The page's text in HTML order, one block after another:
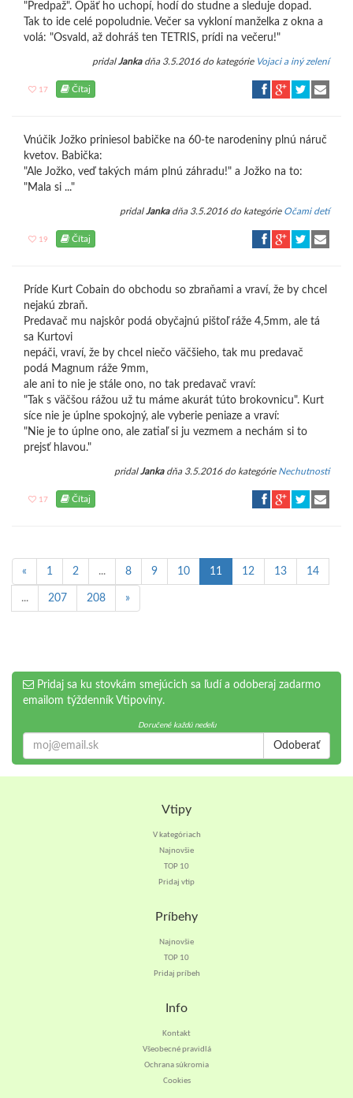
"Predpaž". Opäť ho uchopí, hodí do studne a sleduje dopad.
Tak to ide celé popoludnie. Večer sa vykloní manželka z okna a
volá: "Osvald, až dohráš ten TETRIS, prídi na večeru!"
pridalJankadňa 3.5.2016 do kategórie Vojaci a iný zelení
17 Čítaj
Vnúčik Jožko priniesol babičke na 60-te narodeniny plnú náruč
kvetov. Babička:
"Ale Jožko, veď takých mám plnú záhradu!" a Jožko na to:
"Mala si ..."
pridalJankadňa 3.5.2016 do kategórie Očami detí
19 Čítaj
Príde Kurt Cobain do obchodu so zbraňami a vraví, že by chcel
nejakú zbraň.
Predavač mu najskôr podá obyčajnú pištoľ ráže 4,5mm, ale tá
sa Kurtovi
nepáči, vraví, že by chcel niečo väčšieho, tak mu predavač
podá Magnum ráže 9mm,
ale ani to nie je stále ono, no tak predavač vraví:
"Tak s väčšou rážou už tu máme akurát túto brokovnicu". Kurt
síce nie je úplne spokojný, ale vyberie peniaze a vraví:
"Nie je to úplne ono, ale zatiaľ si ju vezmem a nechám si to
prejsť hlavou."
pridalJankadňa 3.5.2016 do kategórie Nechutnosti
17 Čítaj
« 1 2 ... 8 9 10 11 12 13 14
... 207 208 »
Pridaj sa ku stovkám smejúcich sa ľudí a odoberaj zadarmo
emailom týždenník Vtipoviny.
Doručené každú nedeľu
Odoberať
Vtipy
V kategóriach
Najnovšie
TOP 10
Pridaj vtip
Príbehy
Najnovšie
TOP 10
Pridaj príbeh
Info
Kontakt
Všeobecné pravidlá
Ochrana súkromia
Cookies